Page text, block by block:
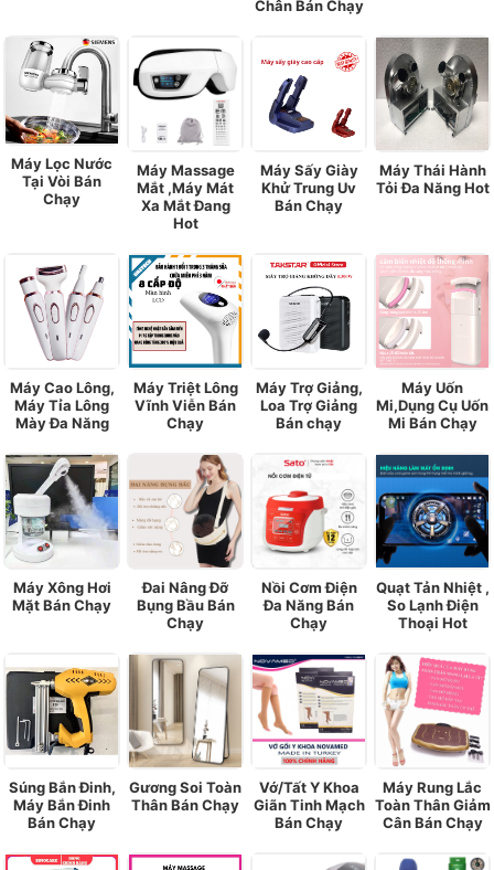
Chân Bán Chạy
Máy Lọc Nước
Tại Vòi Bán
Chạy
Máy Massage
Mắt ,Máy Mát
Xa Mắt Đang
Hot
Máy Sấy Giày
Khử Trung Uv
Bán Chạy
Máy Thái Hành
Tỏi Đa Năng Hot
Máy Cao Lông,
Máy Tỉa Lông
Mày Đa Năng
Máy Triệt Lông
Vĩnh Viễn Bán
Chạy
Máy Trợ Giảng,
Loa Trợ Giảng
Bán chạy
Máy Uốn
Mi,Dụng Cụ Uốn
Mi Bán Chạy
Máy Xông Hơi
Mặt Bán Chạy
Đai Nâng Đỡ
Bụng Bầu Bán
Chạy
Nồi Cơm Điện
Đa Năng Bán
Chạy
Quạt Tản Nhiệt ,
So Lạnh Điện
Thoại Hot
Súng Bắn Đinh,
Máy Bắn Đinh
Bán Chạy
Gương Soi Toàn
Thân Bán Chạy
Vớ/Tất Y Khoa
Giãn Tinh Mạch
Bán Chạy
Máy Rung Lắc
Toàn Thân Giảm
Cân Bán Chạy